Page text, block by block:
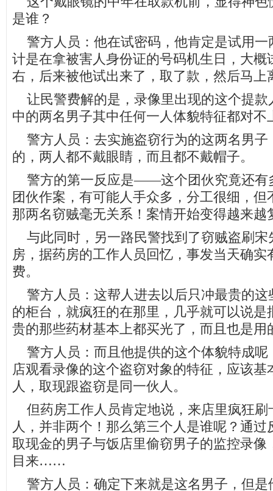
是谁？
警方人员：他在试密码，他肯定是试用一
计是在拿被害人身份证的号码机生日，大概
右，后来被他试出来了，取了款，然后马上
让民警费解的是，录像里出现的这个提款
中的两名男子其中任何一人体貌特征都对
警方人员：去实施盗窃行为的这两名男子
的，两人都不戴眼睛，而且都不戴帽子。
警方的第一反应是——这个团伙究竟还有
团伙作案，有可能人手众多，分工很细，但
那两名窃贼毫无关系！案情开始变得越来越
与此同时，另一路民警找到了窃贼盗刷宋
房，据药房的工作人员回忆，事发当天确实
费。
警方人员：这帮人进去以后只冲最贵的这
的柜台，就疯狂的在那里，几乎就可以说是
贵的那些药材基本上都买光了，而且也是用
警方人员：而且他提供的这个体貌特成呢
店观看录像的这个盗窃对象的特征，应该基
人，取现跟盗窃是同一伙人。
但药房工作人员肯定地说，来店里疯狂刷
人，并非两个！那么第三个人是谁呢？通过
取现金的男子与饭店里偷窃男子的监控录像
目来……
警方人员：确定下来就是这名男子，但是